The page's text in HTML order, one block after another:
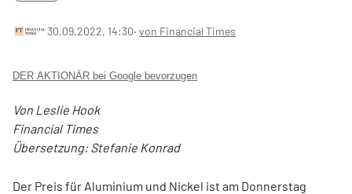
30.09.2022, 14:30‧ von Financial Times
DER AKTIONÄR bei Google bevorzugen
Von Leslie Hook
Financial Times
Übersetzung: Stefanie Konrad
Der Preis für Aluminium und Nickel ist am Donnerstag